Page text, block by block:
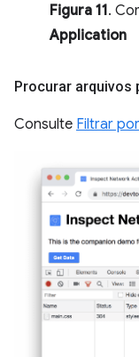
Figura 11.
Application
Procurar arquivos
Consulte Filtrar